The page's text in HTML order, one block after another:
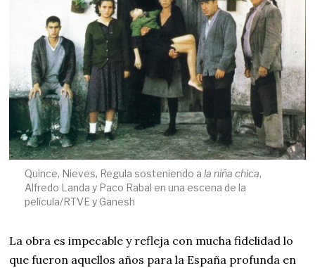
Quince, Nieves, Regula sosteniendo a la niña chica,
Alfredo Landa y Paco Rabal en una escena de la
película/RTVE y Ganesh
La obra es impecable y refleja con mucha fidelidad lo
que fueron aquellos años para la España profunda en